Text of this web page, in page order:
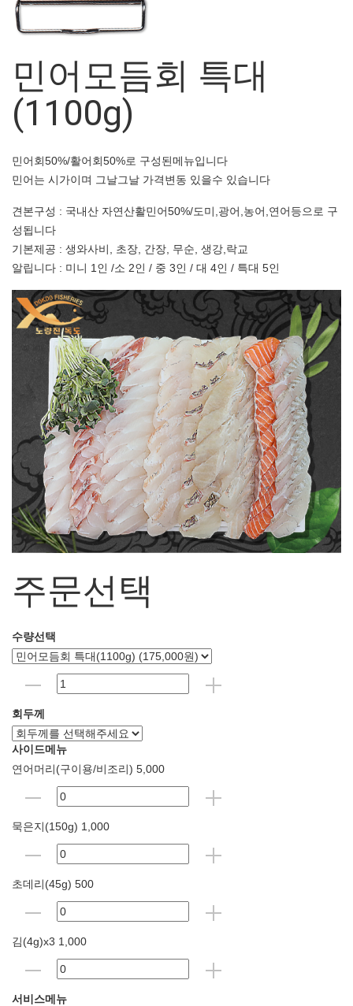
민어모듬회 특대
(1100g)
민어회50%/활어회50%로 구성된메뉴입니다
민어는 시가이며 그날그날 가격변동 있을수 있습니다
견본구성 : 국내산 자연산활민어50%/도미,광어,농어,연어등으로 구
성됩니다
기본제공 : 생와사비, 초장, 간장, 무순, 생강,락교
알립니다 : 미니 1인 /소 2인 / 중 3인 / 대 4인 / 특대 5인
주문선택
수량선택
회두께
사이드메뉴
연어머리(구이용/비조리) 5,000
묵은지(150g) 1,000
초데리(45g) 500
김(4g)x3 1,000
서비스메뉴